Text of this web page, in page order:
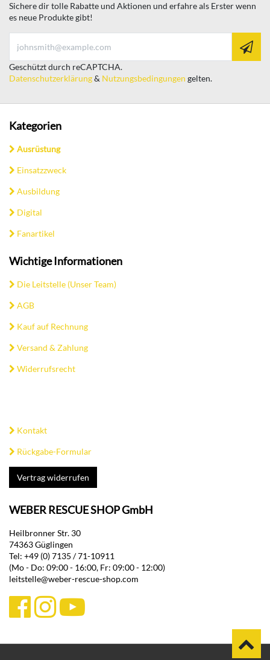
Sichere dir tolle Rabatte und Aktionen und erfahre als Erster wenn
es neue Produkte gibt!
Geschützt durch reCAPTCHA.
Datenschutzerklärung& Nutzungsbedingungen gelten.
Kategorien
Ausrüstung
Einsatzzweck
Ausbildung
Digital
Fanartikel
Wichtige Informationen
Die Leitstelle (Unser Team)
AGB
Kauf auf Rechnung
Versand & Zahlung
Widerrufsrecht
Kontakt
Rückgabe-Formular
Vertrag widerrufen
WEBER RESCUE SHOP GmbH
Heilbronner Str. 30
74363 Güglingen
Tel: +49 (0) 7135 / 71-10911
(Mo - Do: 09:00 - 16:00, Fr: 09:00 - 12:00)
leitstelle@weber-rescue-shop.com